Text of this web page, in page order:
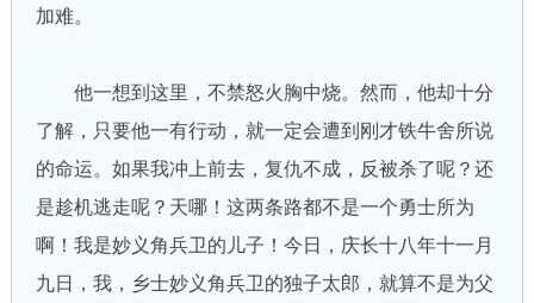
加难。
他一想到这里，不禁怒火胸中烧。然而，他却十分
了解，只要他一有行动，就一定会遭到刚才铁牛舍所说
的命运。如果我冲上前去，复仇不成，反被杀了呢？还
是趁机逃走呢？天哪！这两条路都不是一个勇士所为
啊！我是妙义角兵卫的儿子！今日，庆长十八年十一月
九日，我，乡士妙义角兵卫的独子太郎，就算不是为父